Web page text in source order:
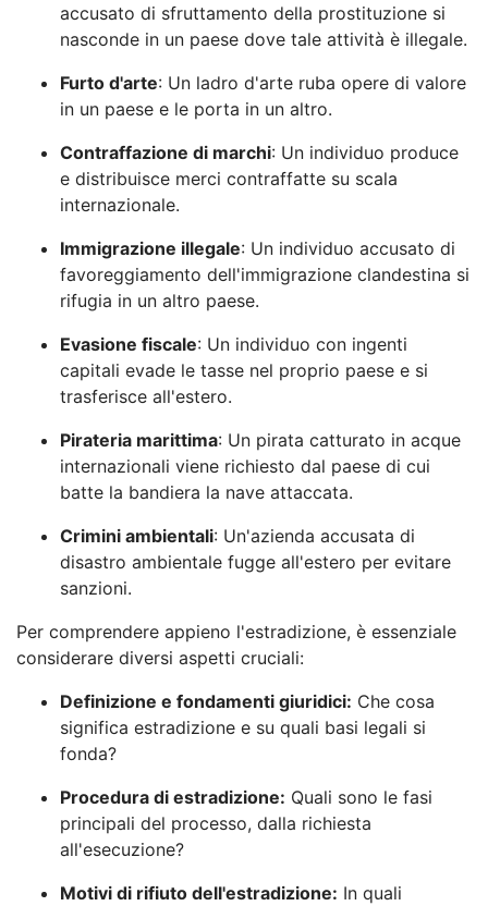
accusato di sfruttamento della prostituzione si
nasconde in un paese dove tale attività è illegale.
Furto d'arte: Un ladro d'arte ruba opere di valore
in un paese e le porta in un altro.
Contraffazione di marchi: Un individuo produce
e distribuisce merci contraffatte su scala
internazionale.
Immigrazione illegale: Un individuo accusato di
favoreggiamento dell'immigrazione clandestina si
rifugia in un altro paese.
Evasione fiscale: Un individuo con ingenti
capitali evade le tasse nel proprio paese e si
trasferisce all'estero.
Pirateria marittima: Un pirata catturato in acque
internazionali viene richiesto dal paese di cui
batte la bandiera la nave attaccata.
Crimini ambientali: Un'azienda accusata di
disastro ambientale fugge all'estero per evitare
sanzioni.
Per comprendere appieno l'estradizione, è essenziale
considerare diversi aspetti cruciali:
Definizione e fondamenti giuridici: Che cosa
significa estradizione e su quali basi legali si
fonda?
Procedura di estradizione: Quali sono le fasi
principali del processo, dalla richiesta
all'esecuzione?
Motivi di rifiuto dell'estradizione: In quali